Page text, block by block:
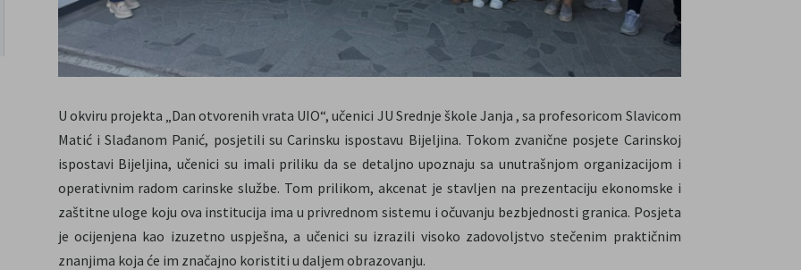
U okviru projekta „Dan otvorenih vrata UIO“, učenici JU Srednje škole Janja , sa profesoricom Slavicom
Matić i Slađanom Panić, posjetili su Carinsku ispostavu Bijeljina. Tokom zvanične posjete Carinskoj
ispostavi Bijeljina, učenici su imali priliku da se detaljno upoznaju sa unutrašnjom organizacijom i
operativnim radom carinske službe. Tom prilikom, akcenat je stavljen na prezentaciju ekonomske i
zaštitne uloge koju ova institucija ima u privrednom sistemu i očuvanju bezbjednosti granica. Posjeta
je ocijenjena kao izuzetno uspješna, a učenici su izrazili visoko zadovoljstvo stečenim praktičnim
znanjima koja će im značajno koristiti u daljem obrazovanju.